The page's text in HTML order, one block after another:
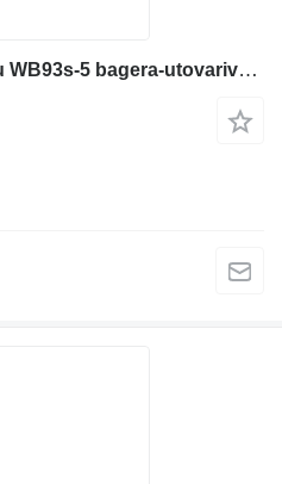
Pumpa za ulje za Komatsu WB93s-5 bagera-utovarivača